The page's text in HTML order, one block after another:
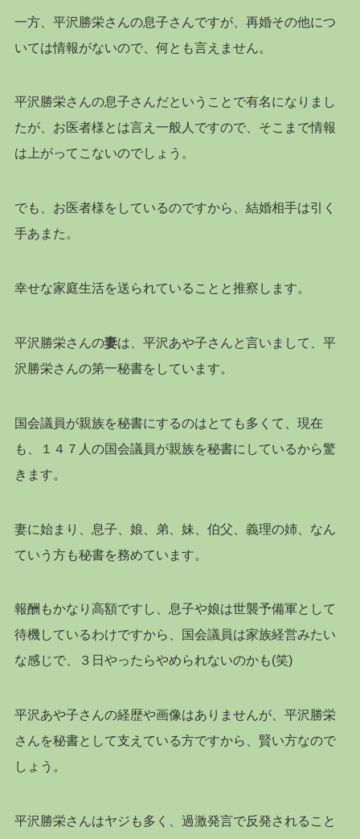
一方、平沢勝栄さんの息子さんですが、再婚その他につ
いては情報がないので、何とも言えません。
平沢勝栄さんの息子さんだということで有名になりまし
たが、お医者様とは言え一般人ですので、そこまで情報
は上がってこないのでしょう。
でも、お医者様をしているのですから、結婚相手は引く
手あまた。
幸せな家庭生活を送られていることと推察します。
平沢勝栄さんの妻は、平沢あや子さんと言いまして、平
沢勝栄さんの第一秘書をしています。
国会議員が親族を秘書にするのはとても多くて、現在
も、１４７人の国会議員が親族を秘書にしているから驚
きます。
妻に始まり、息子、娘、弟、妹、伯父、義理の姉、なん
ていう方も秘書を務めています。
報酬もかなり高額ですし、息子や娘は世襲予備軍として
待機しているわけですから、国会議員は家族経営みたい
な感じで、３日やったらやめられないのかも(笑)
平沢あや子さんの経歴や画像はありませんが、平沢勝栄
さんを秘書として支えている方ですから、賢い方なので
しょう。
平沢勝栄さんはヤジも多く、過激発言で反発されること